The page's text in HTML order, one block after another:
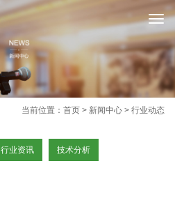
当前位置： 首页 > 新闻中心 > 行业动态
行业资讯 技术分析